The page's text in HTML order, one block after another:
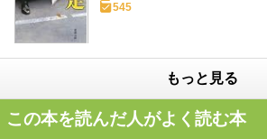
545
もっと見る
この本を読んだ人がよく読む本